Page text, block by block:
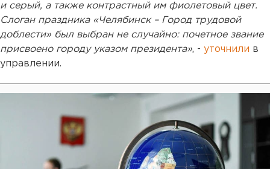
и серый, а также контрастный им фиолетовый цвет.
Слоган праздника «Челябинск – Город трудовой
доблести» был выбран не случайно: почетное звание
присвоено городу указом президента», - уточнили в
управлении.